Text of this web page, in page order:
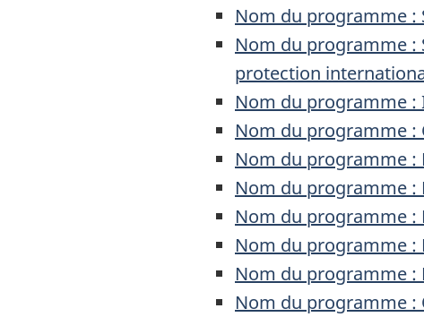
Nom du programme :
Nom du programme :
protection
Nom du programme :
Nom du programme
Nom du programme :
Nom du programme :
Nom du programme
Nom du programme :
Nom du programme :
Nom du programme :